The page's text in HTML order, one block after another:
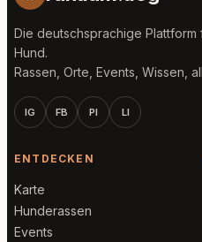
Die deutschsprachige Plattform
Hund.
Rassen, Orte, Events, Wissen,
IG FB PI LI
ENTDECKEN
Karte
Hunderassen
Events